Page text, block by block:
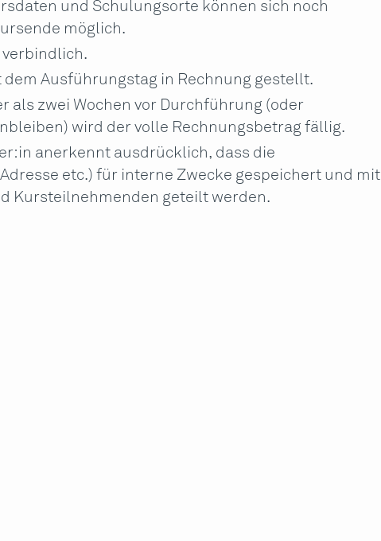
und Schulungsorte können sich noch
möglich.
verbindlich.
dem Ausführungstag in Rechnung gestellt.
als zwei Wochen vor Durchführung (oder
wird der volle Rechnungsbetrag fällig.
anerkennt ausdrücklich, dass die
etc.) für interne Zwecke gespeichert und mit
Kursteilnehmenden geteilt werden.